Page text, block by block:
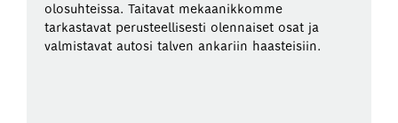
olosuhteissa. Taitavat mekaanikkomme
tarkastavat perusteellisesti olennaiset osat ja
valmistavat autosi talven ankariin haasteisiin.